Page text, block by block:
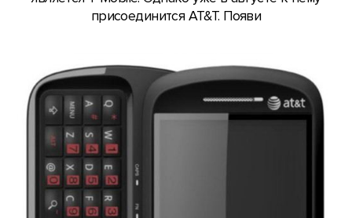
присоединится AT&T. Появи